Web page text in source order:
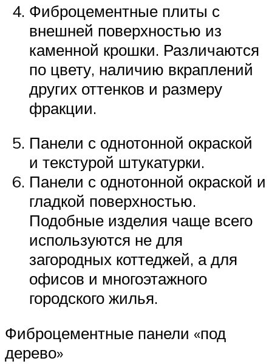
Фиброцементные плиты с
внешней поверхностью из
каменной крошки. Различаются
по цвету, наличию вкраплений
других оттенков и размеру
фракции.
Панели с однотонной окраской
и текстурой штукатурки.
Панели с однотонной окраской и
гладкой поверхностью.
Подобные изделия чаще всего
используются не для
загородных коттеджей, а для
офисов и многоэтажного
городского жилья.
Фиброцементные панели «под
дерево»